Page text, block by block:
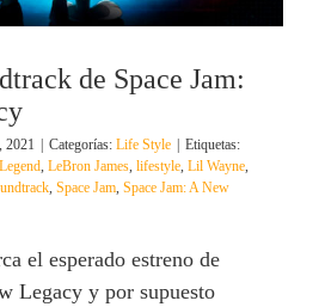
de Space Jam:
2021 | Categorías: Life Style | Etiquetas:
LeBron James lifestyle Lil Wayne
Space Jam Space Jam: A New
el esperado estreno de
Legacy y por supuesto